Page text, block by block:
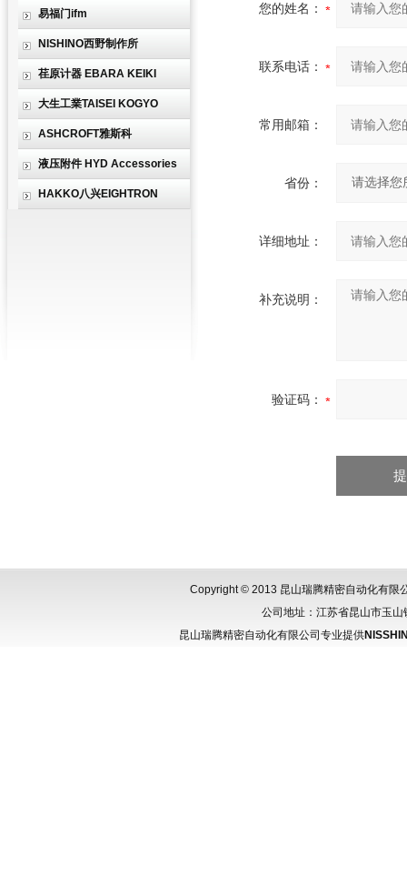
易福门ifm
NISHINO西野制作所
荏原计器 EBARA KEIKI
大生工業TAISEI KOGYO
ASHCROFT雅斯科
液压附件 HYD Accessories
HAKKO八兴EIGHTRON
您的姓名：
联系电话：
常用邮箱：
省份：
详细地址：
补充说明：
验证码：
Copyright © 2013 昆山瑞腾精密自动化有限
公司地址：江苏省昆山市玉
昆山瑞腾精密自动化有限公司专业提供